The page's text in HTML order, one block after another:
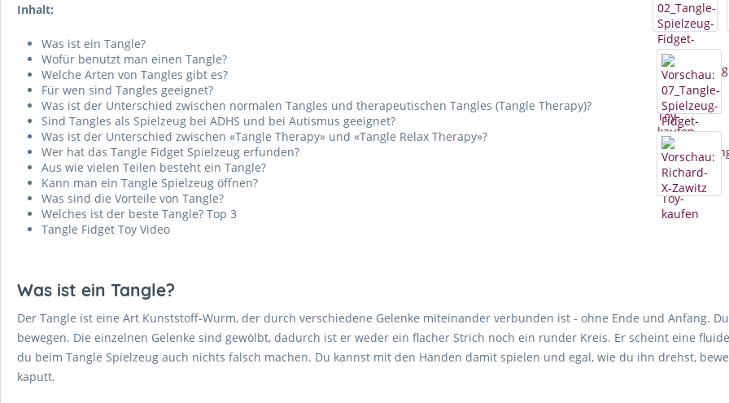
Inhalt:
Was ist ein Tangle?
Wofür benutzt man einen Tangle?
Welche Arten von Tangles gibt es?
Für wen sind Tangles geeignet?
Was ist der Unterschied zwischen normalen Tangles und therapeutischen Tangles (Tangle Therapy)?
Sind Tangles als Spielzeug bei ADHS und bei Autismus geeignet?
Was ist der Unterschied zwischen «Tangle Therapy» und «Tangle Relax Therapy»?
Wer hat das Tangle Fidget Spielzeug erfunden?
Aus wie vielen Teilen besteht ein Tangle?
Kann man ein Tangle Spielzeug öffnen?
Was sind die Vorteile von Tangle?
Welches ist der beste Tangle? Top 3
Tangle Fidget Toy Video
Was ist ein Tangle?
Der Tangle ist eine Art Kunststoff-Wurm, der durch verschiedene Gelenke miteinander verbunden ist - ohne Ende und Anfang.
bewegen. Die einzelnen Gelenke sind gewölbt, dadurch ist er weder ein flacher Strich noch ein runder Kreis. Er scheint eine
du beim Tangle Spielzeug auch nichts falsch machen. Du kannst mit den Händen damit spielen und egal, wie du ihn drehst,
kaputt.